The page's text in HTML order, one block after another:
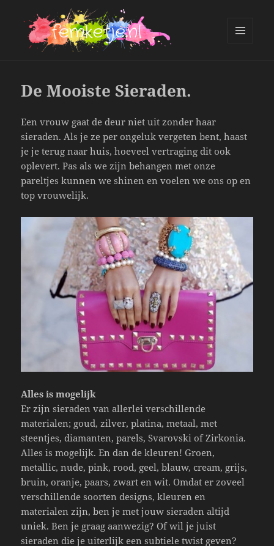
De Mooiste Sieraden.
Een vrouw gaat de deur niet uit zonder haar
sieraden. Als je ze per ongeluk vergeten bent, haast
je je terug naar huis, hoeveel vertraging dit ook
oplevert. Pas als we zijn behangen met onze
pareltjes kunnen we shinen en voelen we ons op en
top vrouwelijk.
Alles is mogelijk
Er zijn sieraden van allerlei verschillende
materialen; goud, zilver, platina, metaal, met
steentjes, diamanten, parels, Svarovski of Zirkonia.
Alles is mogelijk. En dan de kleuren! Groen,
metallic, nude, pink, rood, geel, blauw, cream, grijs,
bruin, oranje, paars, zwart en wit. Omdat er zoveel
verschillende soorten designs, kleuren en
materialen zijn, ben je met jouw sieraden altijd
uniek. Ben je graag aanwezig? Of wil je juist
sieraden die je uiterlijk een subtiele twist geven?